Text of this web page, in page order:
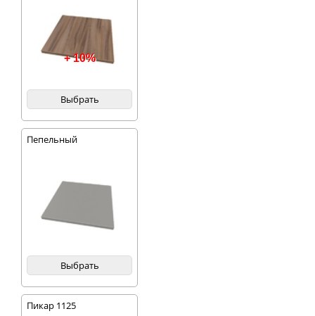
+ 10%
Выбрать
Пепельный
Выбрать
Пикар 1125